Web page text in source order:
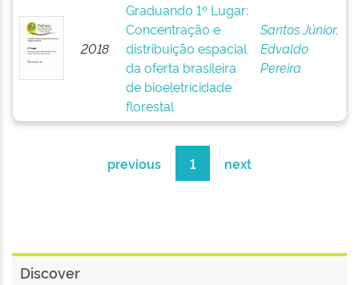
2018
Graduando 1º Lugar:
Concentração e
distribuição espacial
da oferta brasileira
de bioeletricidade
florestal
Santos Júnior,
Edvaldo
Pereira
previous 1 next
Discover